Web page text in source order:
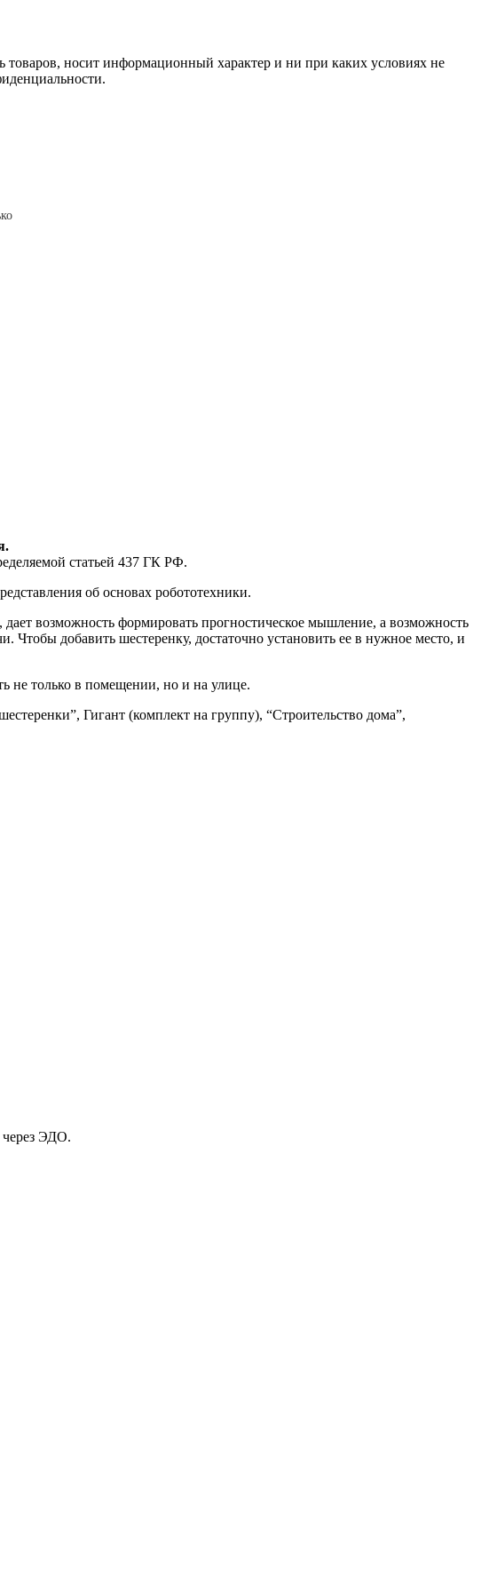
товаров, носит информационный характер и ни при каких условиях не
статьей 437 ГК РФ.
об основах робототехники.
возможность формировать прогностическое мышление, а возможность
добавить шестеренку, достаточно установить ее в нужное место, и
не только в помещении, но и на улице.
Гигант (комплект на группу), “Строительство дома”,
через ЭДО.